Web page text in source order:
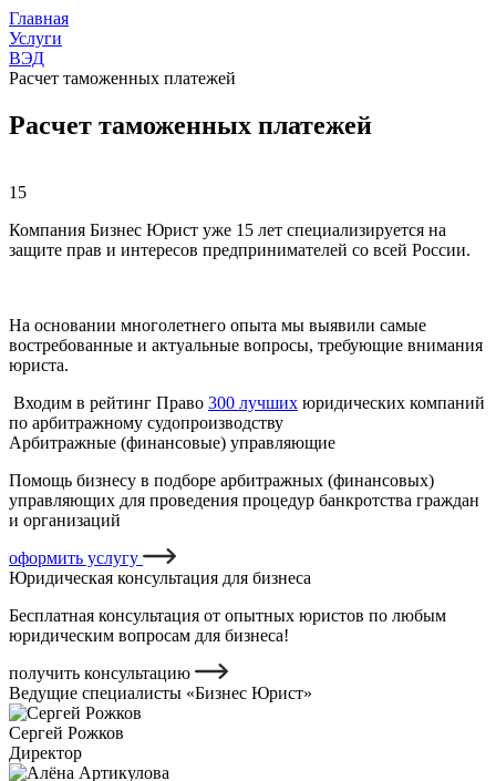
Главная
Услуги
ВЭД
Расчет таможенных платежей
Расчет таможенных платежей
15
Компания Бизнес Юрист уже 15 лет специализируется на
защите прав и интересов предпринимателей со всей России.
На основании многолетнего опыта мы выявили самые
востребованные и актуальные вопросы, требующие внимания
юриста.
Входим в рейтинг Право 300 лучших юридических компаний
по арбитражному судопроизводству
Арбитражные (финансовые) управляющие
Помощь бизнесу в подборе арбитражных (финансовых)
управляющих для проведения процедур банкротства граждан
и организаций
оформить услугу
Юридическая консультация для бизнеса
Бесплатная консультация от опытных юристов по любым
юридическим вопросам для бизнеса!
получить консультацию
Ведущие специалисты «Бизнес Юрист»
Сергей Рожков
Директор